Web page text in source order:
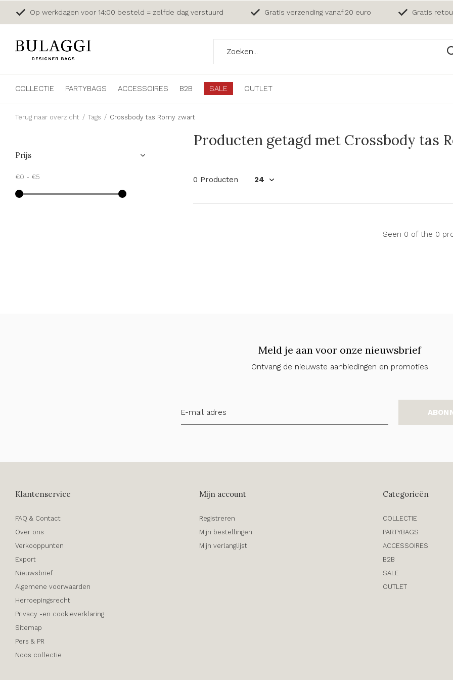
COLLECTIE PARTYBAGS ACCESSOIRES B2B SALE OUTLET
Op werkdagen voor 14:00 besteld = zelfde dag verstuurd Gratis verzending vanaf 20 euro Gratis
Terug naar overzicht Tags Crossbody tas Romy zwart
Producten getagd met Crossbody tas
0 Producten
Seen 0 of the 0
Prijs
€0 - €5
Meld je aan voor onze nieuwsbrief
Ontvang de nieuwste aanbiedingen en promoties
Klantenservice
FAQ & Contact
Over ons
Verkooppunten
Export
Nieuwsbrief
Algemene voorwaarden
Herroepingsrecht
Privacy -en cookieverklaring
Sitemap
Pers & PR
Noos collectie
Mijn account
Registreren
Mijn bestellingen
Mijn verlanglijst
Categorieën
COLLECTIE
PARTYBAGS
ACCESSOIRES
B2B
SALE
OUTLET